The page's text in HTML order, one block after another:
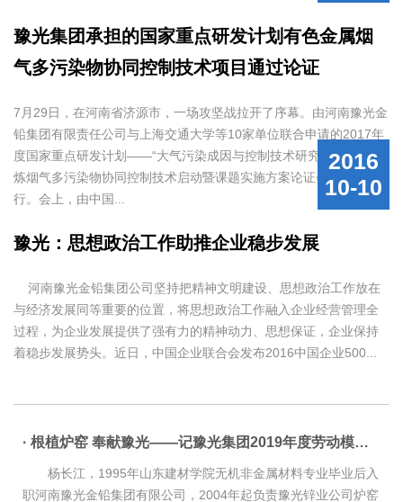
豫光集团承担的国家重点研发计划有色金属烟
气多污染物协同控制技术项目通过论证
7月29日，在河南省济源市，一场攻坚战拉开了序幕。由河南豫光金
铅集团有限责任公司与上海交通大学等10家单位联合申请的2017年
度国家重点研发计划——“大气污染成因与控制技术研究专项”有色冶
炼烟气多污染物协同控制技术启动暨课题实施方案论证会成功举
行。会上，由中国...
2016
10-10
豫光：思想政治工作助推企业稳步发展
河南豫光金铅集团公司坚持把精神文明建设、思想政治工作放在
与经济发展同等重要的位置，将思想政治工作融入企业经营管理全
过程，为企业发展提供了强有力的精神动力、思想保证，企业保持
着稳步发展势头。近日，中国企业联合会发布2016中国企业500...
· 根植炉窑 奉献豫光——记豫光集团2019年度劳动模范杨长江
杨长江，1995年山东建材学院无机非金属材料专业毕业后入
职河南豫光金铅集团有限公司，2004年起负责豫光锌业公司炉窑